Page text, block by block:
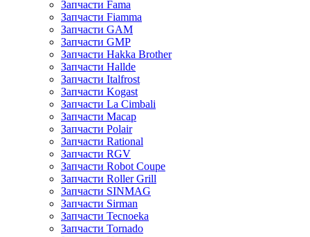
Запчасти Fama
Запчасти Fiamma
Запчасти GAM
Запчасти GMP
Запчасти Hakka Brother
Запчасти Hallde
Запчасти Italfrost
Запчасти Kogast
Запчасти La Cimbali
Запчасти Macap
Запчасти Polair
Запчасти Rational
Запчасти RGV
Запчасти Robot Coupe
Запчасти Roller Grill
Запчасти SINMAG
Запчасти Sirman
Запчасти Tecnoeka
Запчасти Tornado